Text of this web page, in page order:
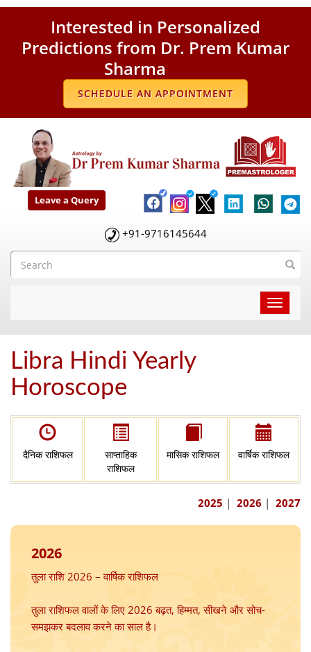
Leave a Query
+91-9716145644
Toggle
Libra Hindi Yearly
Horoscope
दैनिक राशिफल
साप्ताहिक
राशिफल
मासिक राशिफल वार्षिक राशिफल
2025 | 2026 | 2027
2026
तुला राशि 2026 – वार्षिक राशिफल
तुला राशिफल वालों के लिए 2026 बढ़त, हिम्मत, सीखने और सोच-
समझकर बदलाव करने का साल है।
Interested in Personalized
Predictions from Dr. Prem Kumar
Sharma
SCHEDULE AN APPOINTMENT